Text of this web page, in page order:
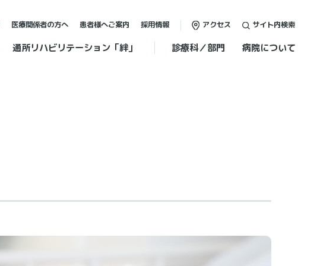
通所リハビリテーション「絆」 診療科／部門 病院について
医療関係者の方へ 患者様へご案内 採用情報 アクセス サイト内検索